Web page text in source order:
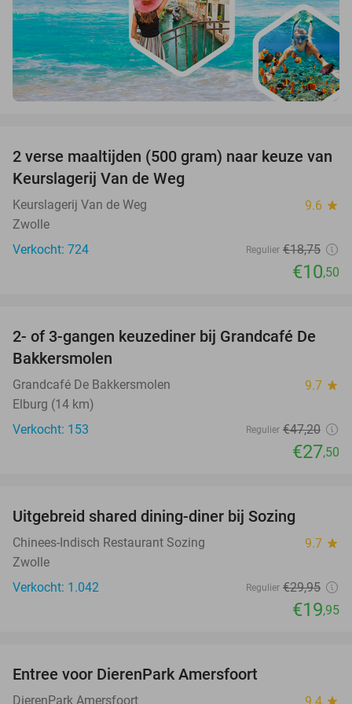
44%
2 verse maaltijden (500 gram) naar keuze van
Keurslagerij Van de Weg
Keurslagerij Van de Weg 9.6 star
Zwolle
Verkocht: 724
Regulier €18,75
€10,50
42%
2- of 3-gangen keuzediner bij Grandcafé De
Bakkersmolen
Grandcafé De Bakkersmolen 9.7 star
Elburg (14 km)
Verkocht: 153
Regulier €47,20
€27,50
Uitgebreid shared dining-diner bij Sozing
Chinees-Indisch Restaurant Sozing 9.7 star
Zwolle
Verkocht: 1.042
Regulier €29,95
€19,95
Entree voor DierenPark Amersfoort
DierenPark Amersfoort star